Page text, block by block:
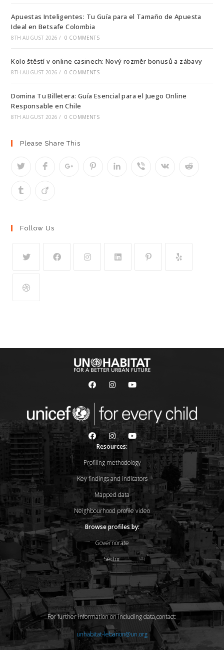
Apuestas Inteligentes: Tu Guía para el Tamaño de Apuesta
Ideal en Betsafe Colombia
8TH AUGUST 2026 / 0 COMMENTS
Kolo štěstí v online casinech: Nový rozměr bonusů a zábavy
8TH AUGUST 2026 / 0 COMMENTS
Domina Tu Billetera: Guía Esencial para el Juego Online
Responsable en Chile
8TH AUGUST 2026 / 0 COMMENTS
Please Share This
Follow Us
Resources:
Profiling methodology
Key findings and indicators
Mapped data
Neighbourhood profile video
Browse profiles by:
Governorate
Sector
For further information on including data,contact:
unhabitat-lebanon@un.org